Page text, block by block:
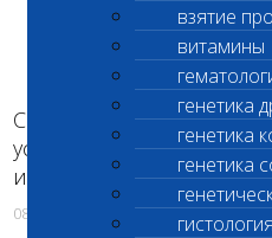
взятие
витамины
генетика
генетика
генетика
С 08.11.2018 мы
установление родства
идентификацию собак.
08.11.2018